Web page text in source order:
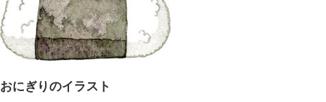
おにぎりのイラスト